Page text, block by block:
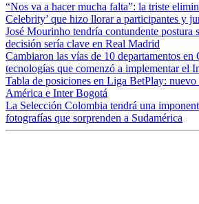
“Nos va a hacer mucha falta”: la triste
Celebrity’ que hizo llorar a participantes y
José Mourinho tendría contundente postura
decisión sería clave en Real Madrid
Cambiaron las vías de 10 departamentos en
tecnologías que comenzó a implementar el
Tabla de posiciones en Liga BetPlay:
América e Inter Bogotá
La Selección Colombia tendrá una
fotografías que sorprenden a Sudamérica